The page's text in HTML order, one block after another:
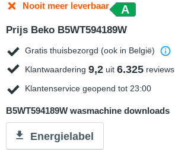
Nooit meer leverbaar A
Prijs Beko B5WT594189W
Gratis thuisbezorgd (ook in België)
Klantwaardering 9,2 uit 6.325 reviews
Klantenservice geopend tot 23:00
B5WT594189W wasmachine downloads
Energielabel